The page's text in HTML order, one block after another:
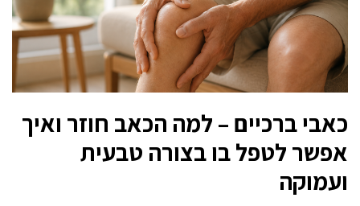
כאבי ברכיים – למה הכאב חוזר ואיך
אפשר לטפל בו בצורה טבעית
ועמוקה